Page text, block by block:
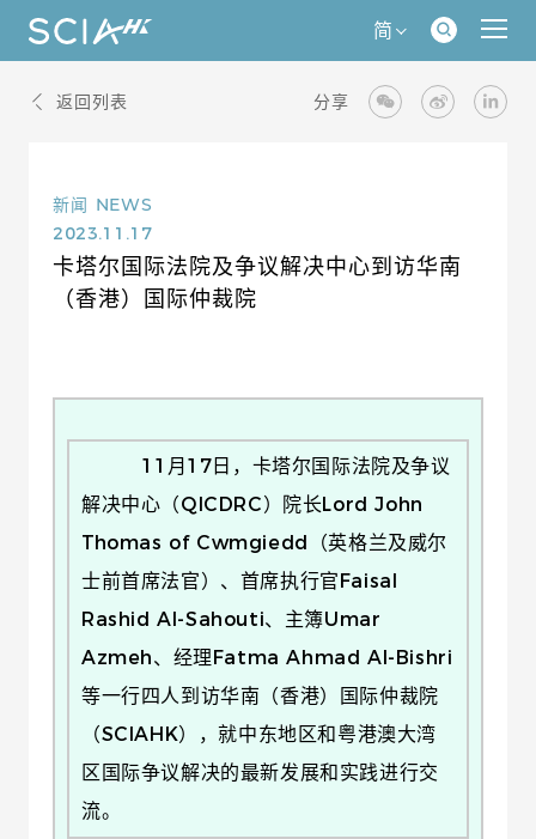
简
返回列表 分享
新闻 NEWS
2023.11.17
卡塔尔国际法院及争议解决中心到访华南
（香港）国际仲裁院
11月17日，卡塔尔国际法院及争议
解决中心（QICDRC）院长Lord John
Thomas of Cwmgiedd（英格兰及威尔
士前首席法官）、首席执行官Faisal
Rashid AI-Sahouti、主簿Umar
Azmeh、经理Fatma Ahmad AI-Bishri
等一行四人到访华南（香港）国际仲裁院
（SCIAHK），就中东地区和粤港澳大湾
区国际争议解决的最新发展和实践进行交
流。